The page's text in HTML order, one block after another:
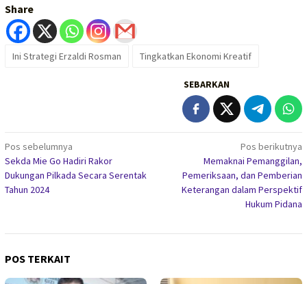
Share
Ini Strategi Erzaldi Rosman Tingkatkan Ekonomi Kreatif
SEBARKAN
Navigasi
pos
Pos sebelumnya
Sekda Mie Go Hadiri Rakor
Dukungan Pilkada Secara Serentak
Tahun 2024
Pos berikutnya
Memaknai Pemanggilan,
Pemeriksaan, dan Pemberian
Keterangan dalam Perspektif
Hukum Pidana
POS TERKAIT